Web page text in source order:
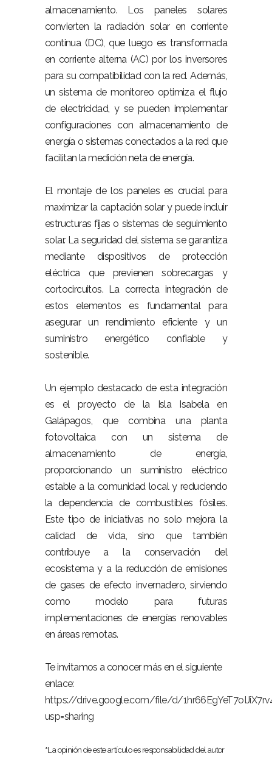
almacenamiento. Los paneles solares
convierten la radiación solar en corriente
continua (DC), que luego es transformada
en corriente alterna (AC) por los inversores
para su compatibilidad con la red. Además,
un sistema de monitoreo optimiza el flujo
de electricidad, y se pueden implementar
configuraciones con almacenamiento de
energía o sistemas conectados a la red que
facilitan la medición neta de energía.
El montaje de los paneles es crucial para
maximizar la captación solar y puede incluir
estructuras fijas o sistemas de seguimiento
solar. La seguridad del sistema se garantiza
mediante dispositivos de protección
eléctrica que previenen sobrecargas y
cortocircuitos. La correcta integración de
estos elementos es fundamental para
asegurar un rendimiento eficiente y un
suministro energético confiable y
sostenible.
Un ejemplo destacado de esta integración
es el proyecto de la Isla Isabela en
Galápagos, que combina una planta
fotovoltaica con un sistema de
almacenamiento de energía,
proporcionando un suministro eléctrico
estable a la comunidad local y reduciendo
la dependencia de combustibles fósiles.
Este tipo de iniciativas no solo mejora la
calidad de vida, sino que también
contribuye a la conservación del
ecosistema y a la reducción de emisiones
de gases de efecto invernadero, sirviendo
como modelo para futuras
implementaciones de energías renovables
en áreas remotas.
Te invitamos a conocer más en el siguiente
enlace:
https://drive.google.com/file/d/
usp=sharing
*La opinión de este artículo es responsabilidad del autor